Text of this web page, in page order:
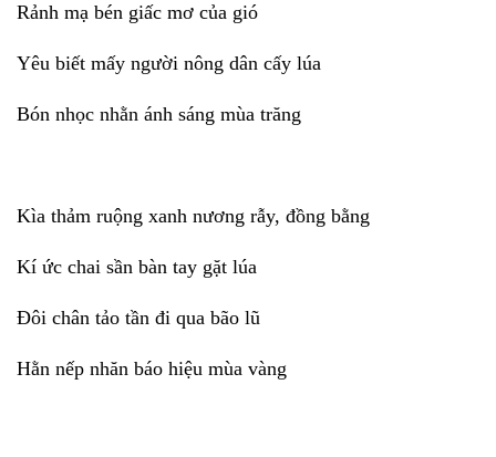
Rảnh mạ bén giấc mơ của gió
Yêu biết mấy người nông dân cấy lúa
Bón nhọc nhằn ánh sáng mùa trăng
Kìa thảm ruộng xanh nương rẫy, đồng bằng
Kí ức chai sần bàn tay gặt lúa
Đôi chân tảo tần đi qua bão lũ
Hằn nếp nhăn báo hiệu mùa vàng